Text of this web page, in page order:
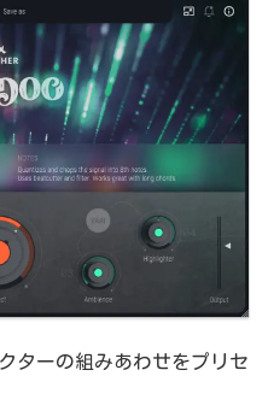
ターの組みあわせをプリセ